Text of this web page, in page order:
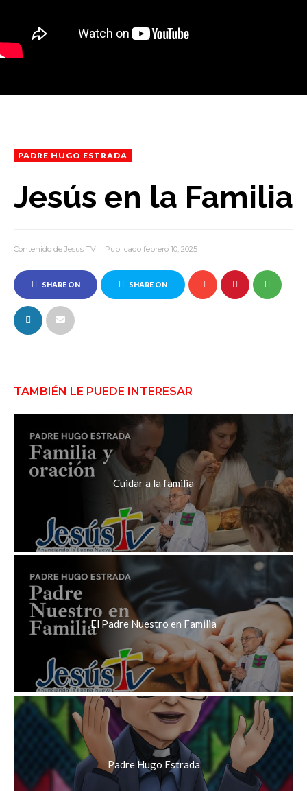
PADRE HUGO ESTRADA
Jesús en la Familia
Contenido de Jesus TV Publicado febrero 10, 2025
SHARE ON
FACEBOOK
SHARE ON
TAMBIÉN LE PUEDE INTERESAR
Cuidar a la familia
El Padre Nuestro en Familia
Padre Hugo Estrada